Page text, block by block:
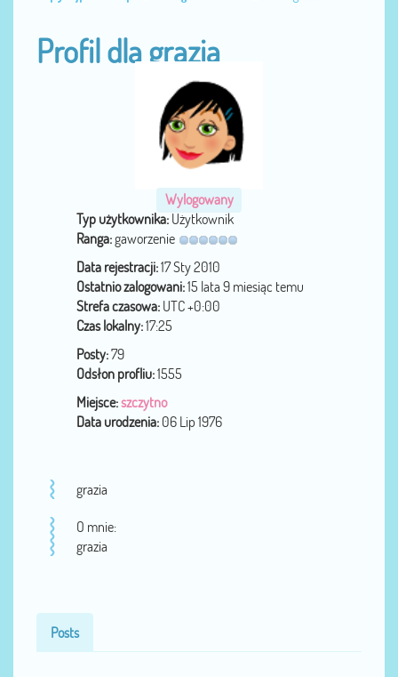
Profil dla grazia
Wylogowany
Typ użytkownika: Użytkownik
Ranga:gaworzenie
Data rejestracji:17 Sty 2010
Ostatnio zalogowani:15 lata 9 miesiąc temu
Strefa czasowa: UTC +0:00
Czas lokalny:17:25
Posty:79
Odsłon profliu:1555
Miejsce:szczytno
Data urodzenia: 06 Lip 1976
grazia
O mnie:
grazia
Posts